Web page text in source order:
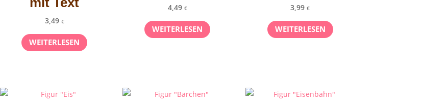
3,49 €
WEITERLESEN
4,49 €
WEITERLESEN
3,99€
WEITERLESEN